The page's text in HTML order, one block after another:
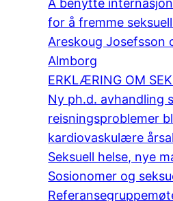
Å benytte
for å fremme
Areskoug Josefsson
Almborg
ERKLÆRING OM
Ny ph.d. avhandling
reisningsproblemer
kardiovaskulære
Seksuell helse, nye
Sosionomer og